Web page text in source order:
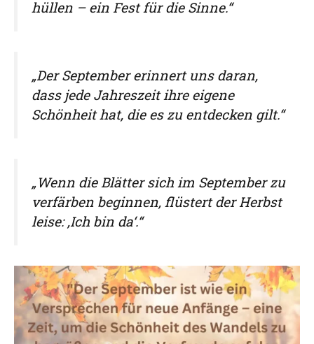
hüllen – ein Fest für die Sinne.“
„Der September erinnert uns daran,
dass jede Jahreszeit ihre eigene
Schönheit hat, die es zu entdecken gilt.“
„Wenn die Blätter sich im September zu
verfärben beginnen, flüstert der Herbst
leise: ‚Ich bin da‘.“